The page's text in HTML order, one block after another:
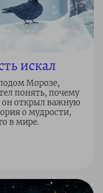
искал
Морозе,
понять, почему
он открыл важную
о мудрости,
в мире.